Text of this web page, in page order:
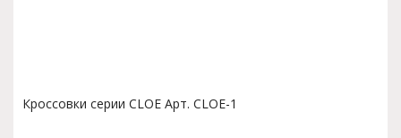
Кроссовки серии CLOE Арт. CLOE-1